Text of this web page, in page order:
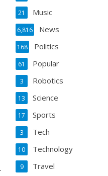
Music
21
News
6,816
Politics
168
Popular
61
Robotics
3
Science
13
Sports
17
Tech
3
Technology
10
Travel
9